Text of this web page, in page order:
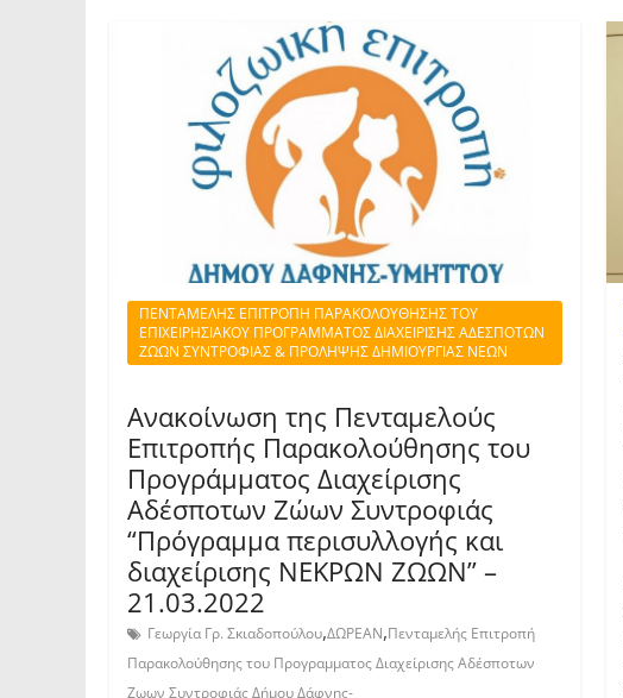
ΠΕΝΤΑΜΕΛΗΣ ΕΠΙΤΡΟΠΗ ΠΑΡΑΚΟΛΟΥΘΗΣΗΣ ΤΟΥ
ΕΠΙΧΕΙΡΗΣΙΑΚΟΥ ΠΡΟΓΡΑΜΜΑΤΟΣ ΔΙΑΧΕΙΡΙΣΗΣ ΑΔΕΣΠΟΤΩΝ
ΖΩΩΝ ΣΥΝΤΡΟΦΙΑΣ & ΠΡΟΛΗΨΗΣ ΔΗΜΙΟΥΡΓΙΑΣ ΝΕΩΝ
Ανακοίνωση της Πενταμελούς
Επιτροπής Παρακολούθησης του
Προγράμματος Διαχείρισης
Αδέσποτων Ζώων Συντροφιάς
“Πρόγραμμα περισυλλογής και
διαχείρισης ΝΕΚΡΩΝ ΖΩΩΝ” –
21.03.2022
Γεωργία Γρ. Σκιαδοπούλου,ΔΩΡΕΑΝ,Πενταμελής Επιτροπή
Παρακολούθησης του Προγραμματος Διαχείρισης Αδέσποτων
Ζωων Συντροφιάς Δήμου Δάφνης-